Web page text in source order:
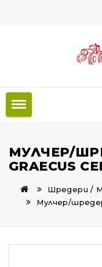
МУЛЧЕР/
GRAECUS
Шредери /
Мулчер/